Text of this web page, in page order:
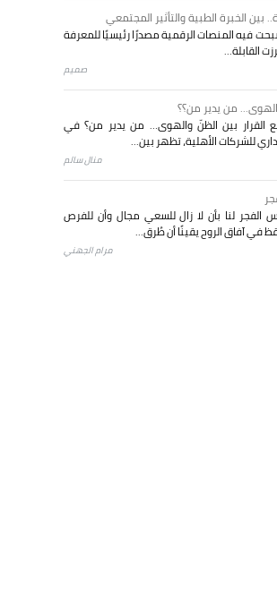
بين الخبرة الطبية والتأثير المجتمعي
فيه المنصات الرقمية مصدرًا رئيسيًا للمعرفة
القابلة...
صميم
من يدير من؟؟
القرار بين الظنّ والهوى… من يدير من؟ في
للشركات الأهلية، تظهر بين...
منال سالم
الفجر لنا بأن لا زال للسعي مجال وأن للفرص
في آفاق الروح يقينًا أن طُرق...
مرام الجهني